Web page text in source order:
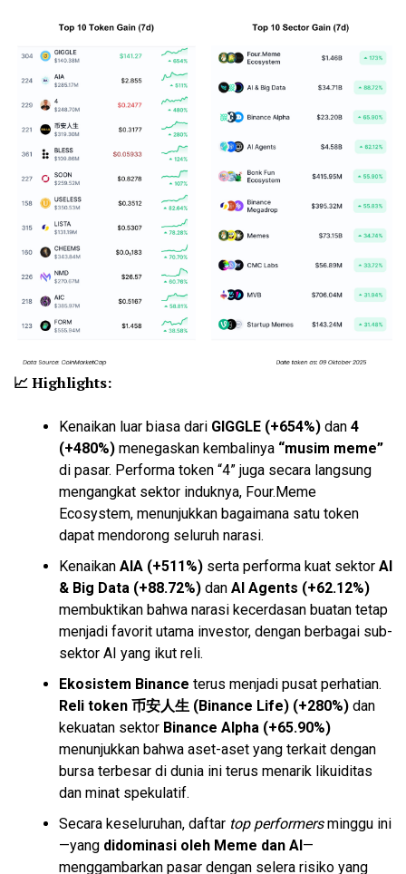
📈 Highlights:
Kenaikan luar biasa dari GIGGLE (+654%) dan 4
(+480%) menegaskan kembalinya “musim meme”
di pasar. Performa token “4” juga secara langsung
mengangkat sektor induknya, Four.Meme
Ecosystem, menunjukkan bagaimana satu token
dapat mendorong seluruh narasi.
Kenaikan AIA (+511%) serta performa kuat sektor AI
& Big Data (+88.72%) dan AI Agents (+62.12%)
membuktikan bahwa narasi kecerdasan buatan tetap
menjadi favorit utama investor, dengan berbagai sub-
sektor AI yang ikut reli.
Ekosistem Binance terus menjadi pusat perhatian.
Reli token 币安人生 (Binance Life) (+280%) dan
kekuatan sektor Binance Alpha (+65.90%)
menunjukkan bahwa aset-aset yang terkait dengan
bursa terbesar di dunia ini terus menarik likuiditas
dan minat spekulatif.
Secara keseluruhan, daftar top performersminggu ini
—yang didominasi oleh Meme dan AI—
menggambarkan pasar dengan selera risiko yang